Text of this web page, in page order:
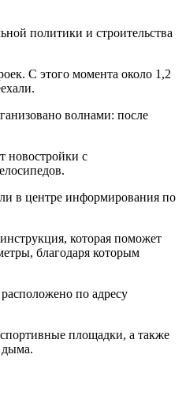
политики и строительства
С этого момента около 1,2
волнами: после
новостройки с
в центре информирования по
которая поможет
благодаря которым
по адресу
площадки, а также
дыма.